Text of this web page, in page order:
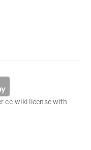
cc-wiki license with